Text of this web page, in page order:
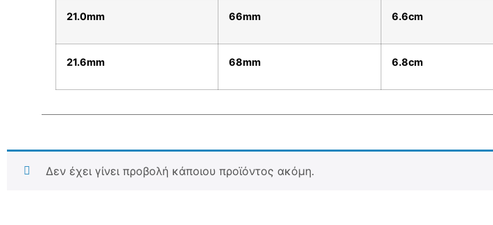
21.0mm 66mm 6.6cm
21.6mm 68mm 6.8cm
Δεν έχει γίνει προβολή κάποιου προϊόντος ακόμη.